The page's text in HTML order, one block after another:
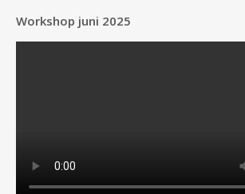
Workshop juni 2025